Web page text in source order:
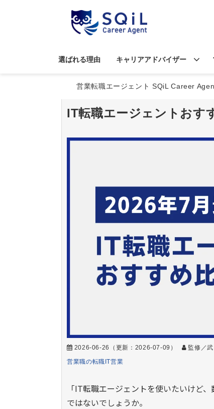
選ばれる理由 キャリアアドバイザー
営業転職エージェント SQiL Career
IT転職エージェントおす
2026-06-26 （更新： 2026-07-09 ）
監修／
営業職の転職 IT営業
「IT転職エージェントを使いたいけど
ではないでしょうか。